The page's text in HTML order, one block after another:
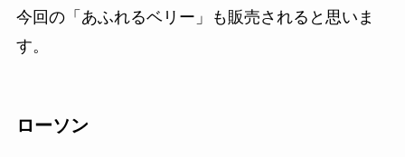
今回の「あふれるベリー」も販売されると思いま
す。
ローソン